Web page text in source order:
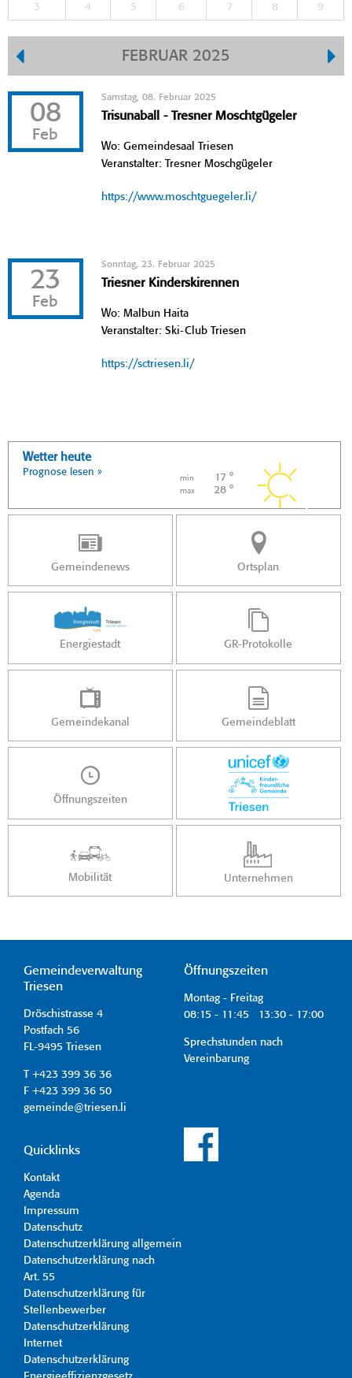
3 4 5 6 7 8 9
FEBRUAR 2025
08
Feb
Samstag, 08. Februar 2025
Trisunaball - Tresner Moschtgügeler
Wo: Gemeindesaal Triesen
Veranstalter: Tresner Moschgügeler
https://www.moschtguegeler.li/
23
Feb
Sonntag, 23. Februar 2025
Triesner Kinderskirennen
Wo: Malbun Haita
Veranstalter: Ski-Club Triesen
https://sctriesen.li/
Wetter heute
Prognose lesen »
min 17 °
max 28 °
Gemeindenews Ortsplan
Energiestadt GR-Protokolle
Gemeindekanal Gemeindeblatt
Öffnungszeiten
Mobilität Unternehmen
Gemeindeverwaltung
Triesen
Dröschistrasse 4
Postfach 56
FL-9495 Triesen
T +423 399 36 36
F +423 399 36 50
gemeinde@triesen.li
Öffnungszeiten
Montag - Freitag
08:15 - 11:45 13:30 - 17:00
Sprechstunden nach
Vereinbarung
Quicklinks
Kontakt
Agenda
Impressum
Datenschutz
Datenschutzerklärung allgemein
Datenschutzerklärung nach
Art. 55
Datenschutzerklärung für
Stellenbewerber
Datenschutzerklärung
Internet
Datenschutzerklärung